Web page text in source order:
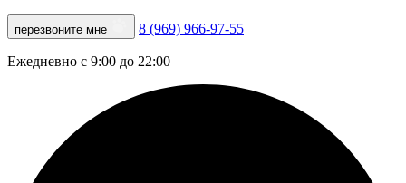
перезвоните мне 8 (969) 966-97-55
Ежедневно с 9:00 до 22:00